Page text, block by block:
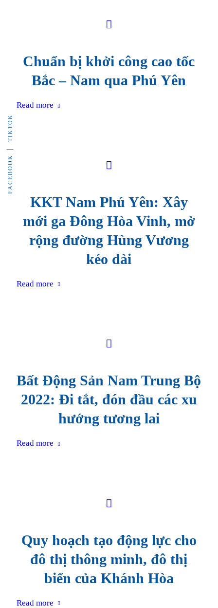
FACEBOOK
TIKTOK
Chuẩn bị khởi công cao tốc
Bắc – Nam qua Phú Yên
Read more
KKT Nam Phú Yên: Xây
mới ga Đông Hòa Vinh, mở
rộng đường Hùng Vương
kéo dài
Read more
Bất Động Sản Nam Trung Bộ
2022: Đi tắt, đón đầu các xu
hướng tương lai
Read more
Quy hoạch tạo động lực cho
đô thị thông minh, đô thị
biển của Khánh Hòa
Read more